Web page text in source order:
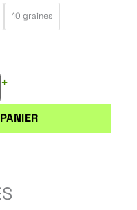
10 graines
+